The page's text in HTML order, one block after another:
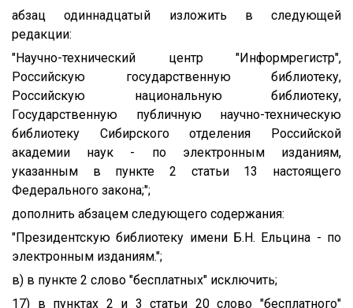
абзац одиннадцатый изложить в следующей
редакции:
"Научно-технический центр "Информрегистр",
Российскую государственную библиотеку,
Российскую национальную библиотеку,
Государственную публичную научно-техническую
библиотеку Сибирского отделения Российской
академии наук - по электронным изданиям,
указанным в пункте 2 статьи 13 настоящего
Федерального закона;";
дополнить абзацем следующего содержания:
"Президентскую библиотеку имени Б.Н. Ельцина - по
электронным изданиям.";
в) в пункте 2 слово "бесплатных" исключить;
17) в пунктах 2 и 3 статьи 20 слово "бесплатного"